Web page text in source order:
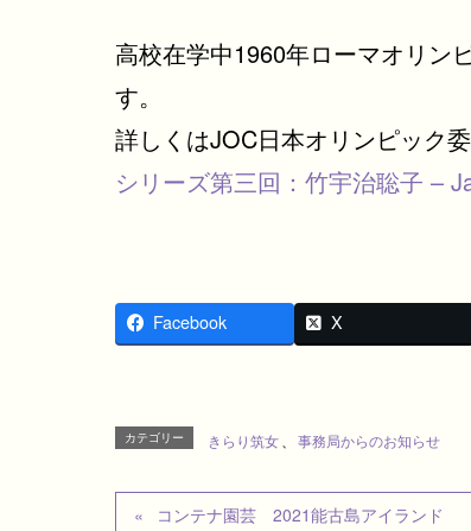
高校在学中1960年ローマオリン
す。
詳しくはJOC日本オリンピック
シリーズ第三回：竹宇治聡子 –
Facebook X
カテゴリー きらり筑女 事務局からのお知らせ
コンテナ園芸 2021能古島アイランド